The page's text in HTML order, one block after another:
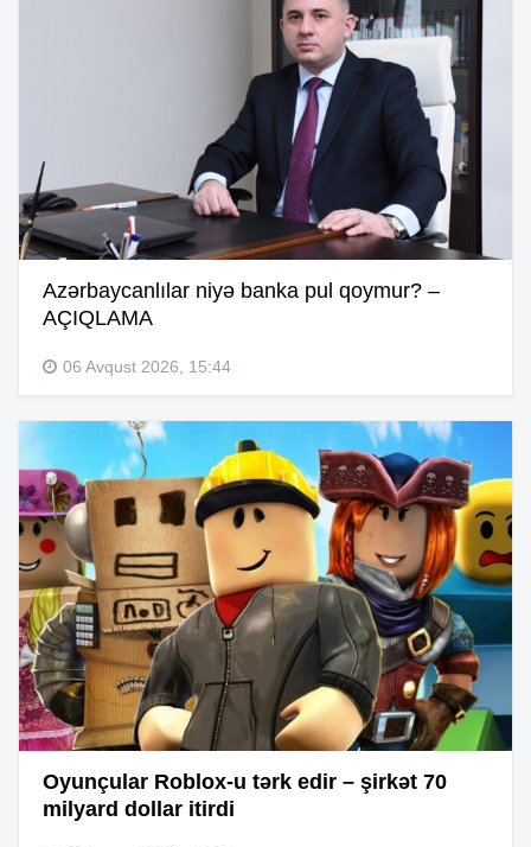
Azərbaycanlılar niyə banka pul qoymur? –
AÇIQLAMA
06 Avqust 2026, 15:44
Oyunçular Roblox-u tərk edir – şirkət 70
milyard dollar itirdi